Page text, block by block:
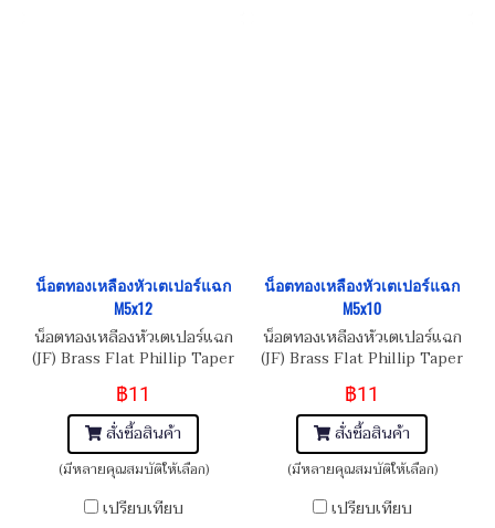
น็อตทองเหลืองหัวเตเปอร์แฉก
M5x12
น็อตทองเหลืองหัวเตเปอร์แฉก
(JF) Brass Flat Phillip Taper
Head Screw M5x0.8x12
฿11
สั่งซื้อสินค้า
(มีหลายคุณสมบัติให้เลือก)
เปรียบเทียบ
น็อตทองเหลืองหัวเตเปอร์แฉก
M5x10
น็อตทองเหลืองหัวเตเปอร์แฉก
(JF) Brass Flat Phillip Taper
Head Screw M5x0.8x10
฿11
สั่งซื้อสินค้า
(มีหลายคุณสมบัติให้เลือก)
เปรียบเทียบ